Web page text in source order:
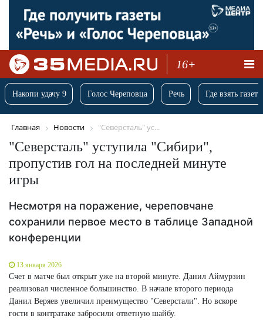
16+
Накопи удачу 9 Голос Череповца Речь Где взять
Главная Новости "Северсталь" ус...
"Северсталь" уступила "Сибири",
пропустив гол на последней минуте
игры
Несмотря на поражение, череповчане
сохранили первое место в таблице Западной
конференции
13 января 2026
Счет в матче был открыт уже на второй минуте. Данил Аймурзин
реализовал численное большинство. В начале второго периода
Данил Веряев увеличил преимущество "Северстали". Но вскоре
гости в контратаке забросили ответную шайбу.